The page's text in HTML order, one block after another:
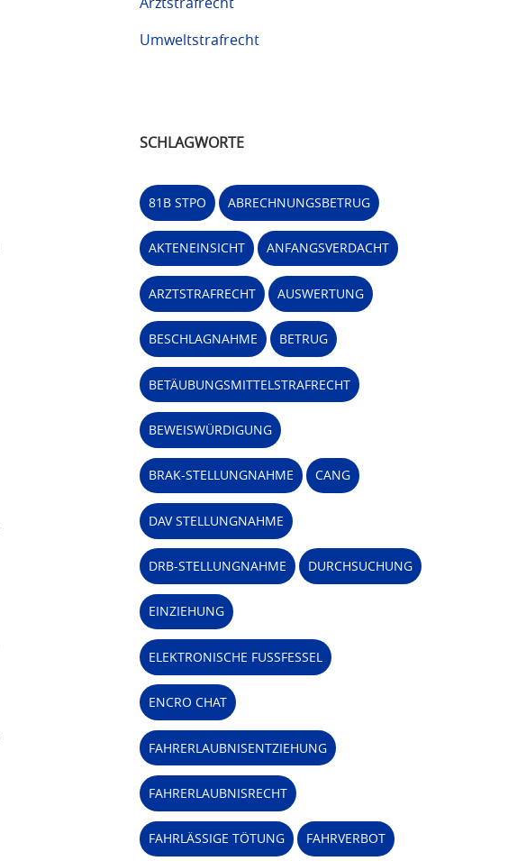
Umweltstrafrecht
SCHLAGWORTE
81B STPO ABRECHNUNGSBETRUG
AKTENEINSICHT ANFANGSVERDACHT
ARZTSTRAFRECHT AUSWERTUNG
BESCHLAGNAHME BETRUG
BETÄUBUNGSMITTELSTRAFRECHT
BEWEISWÜRDIGUNG
BRAK-STELLUNGNAHME CANG
DAV STELLUNGNAHME
DRB-STELLUNGNAHME DURCHSUCHUNG
EINZIEHUNG
ELEKTRONISCHE FUSSFESSEL
ENCRO CHAT
FAHRERLAUBNISENTZIEHUNG
FAHRERLAUBNISRECHT
FAHRLÄSSIGE TÖTUNG FAHRVERBOT